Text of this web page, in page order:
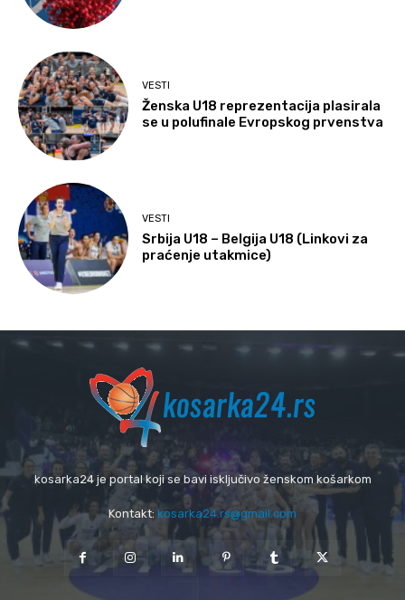
VESTI
Ženska U18 reprezentacija plasirala
se u polufinale Evropskog prvenstva
VESTI
Srbija U18 – Belgija U18 (Linkovi za
praćenje utakmice)
kosarka24 je portal koji se bavi isključivo ženskom košarkom
Kontakt: kosarka24.rs@gmail.com